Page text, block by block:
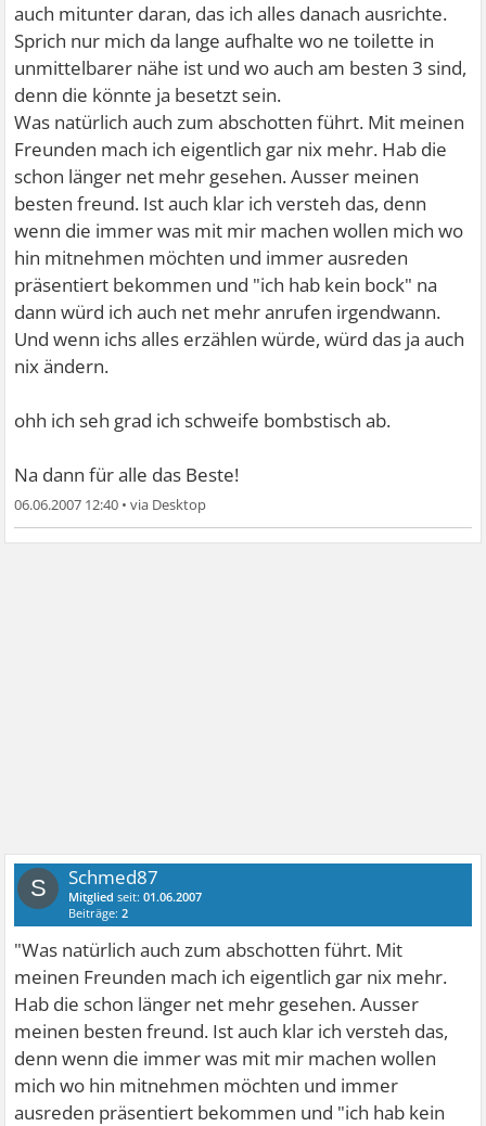
auch mitunter daran, das ich alles danach ausrichte.
Sprich nur mich da lange aufhalte wo ne toilette in
unmittelbarer nähe ist und wo auch am besten 3 sind,
denn die könnte ja besetzt sein.
Was natürlich auch zum abschotten führt. Mit meinen
Freunden mach ich eigentlich gar nix mehr. Hab die
schon länger net mehr gesehen. Ausser meinen
besten freund. Ist auch klar ich versteh das, denn
wenn die immer was mit mir machen wollen mich wo
hin mitnehmen möchten und immer ausreden
präsentiert bekommen und "ich hab kein bock" na
dann würd ich auch net mehr anrufen irgendwann.
Und wenn ichs alles erzählen würde, würd das ja auch
nix ändern.
ohh ich seh grad ich schweife bombstisch ab.
Na dann für alle das Beste!
06.06.2007 12:40 •
S Schmed87
Mitglied seit:01.06.2007
Beiträge:2
"Was natürlich auch zum abschotten führt. Mit
meinen Freunden mach ich eigentlich gar nix mehr.
Hab die schon länger net mehr gesehen. Ausser
meinen besten freund. Ist auch klar ich versteh das,
denn wenn die immer was mit mir machen wollen
mich wo hin mitnehmen möchten und immer
ausreden präsentiert bekommen und "ich hab kein